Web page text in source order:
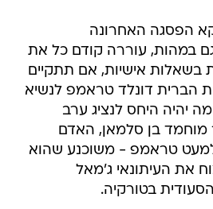
הפסגה האחרונה
במהות, עוררה קודם כל את
בשאלות אישיות, אם תתקיים
הברית דונלד טראמפ לנשיא
יהיה היחס לנציג ערב
מוחמד בן סלמאן, האדם
למעט טראמפ - משוכנע שהוא
את העיתונאי ג'מאל
בטורקיה.